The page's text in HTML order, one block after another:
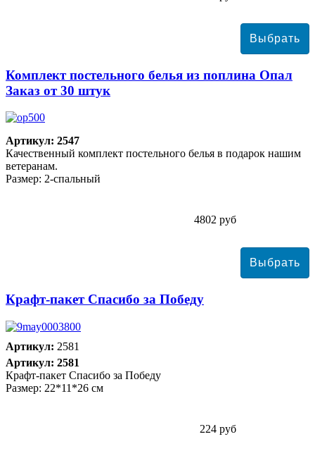
Комплект постельного белья из поплина Опал
Заказ от 30 штук
Артикул: 2547
Качественный комплект постельного белья в подарок нашим
ветеранам.
Размер: 2-спальный
4802 руб
Крафт-пакет Спасибо за Победу
Артикул: 2581
Артикул: 2581
Крафт-пакет Спасибо за Победу
Размер: 22*11*26 см
224 руб